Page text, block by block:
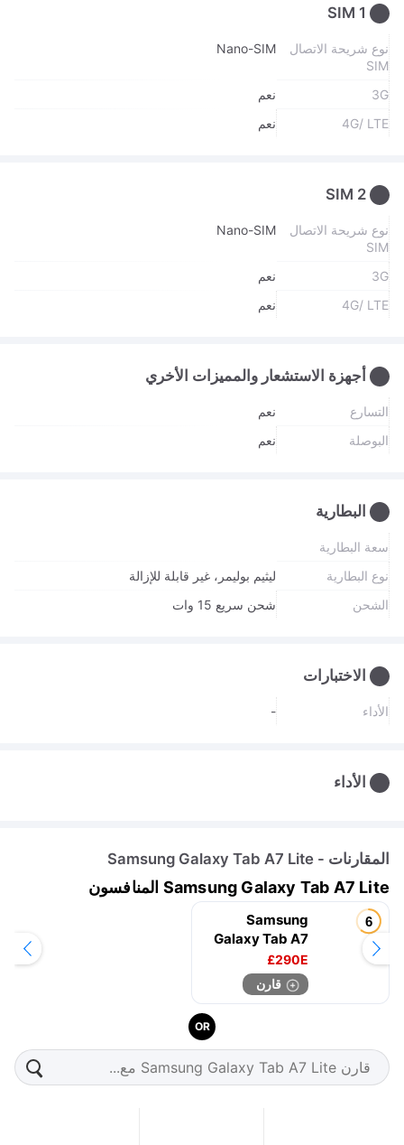
نوع شريحة الاتصال
SIM
Nano-SIM
3G
نعم
4G/ LTE
نعم
نوع شريحة الاتصال
SIM
Nano-SIM
3G
نعم
4G/ LTE
نعم
أجهزة الاستشعار والمميزات الأخري
التسارع
نعم
البوصلة
نعم
البطارية
سعة البطارية
نوع البطارية
ليثيم بوليمر، غير قابلة للإزالة
الشحن
شحن سريع 15 وات
الاختبارات
الأداء -
الأداء
المقارنات - Samsung Galaxy Tab A7 Lite
Samsung Galaxy Tab A7 Lite المنافسون
Samsung
Galaxy Tab A7
10.4 (2020)
290E£
قارن
OR